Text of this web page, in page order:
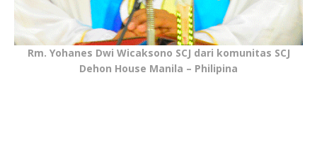
Rm. Yohanes Dwi Wicaksono SCJ dari komunitas SCJ
Dehon House Manila – Philipina